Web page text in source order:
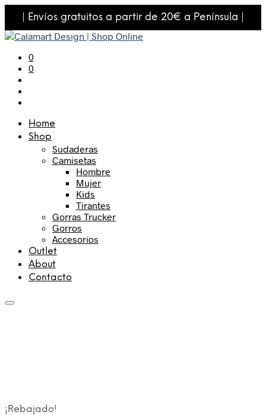
| Envíos gratuitos a partir de 20€ a Península |
0
0
Home
Shop
Sudaderas
Camisetas
Hombre
Mujer
Kids
Tirantes
Gorras Trucker
Gorros
Accesorios
Outlet
About
Contacto
¡Rebajado!